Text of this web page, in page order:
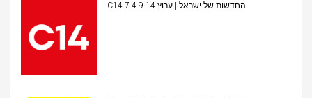
C14 החדשות של ישראל | ערוץ 14 7.4.9